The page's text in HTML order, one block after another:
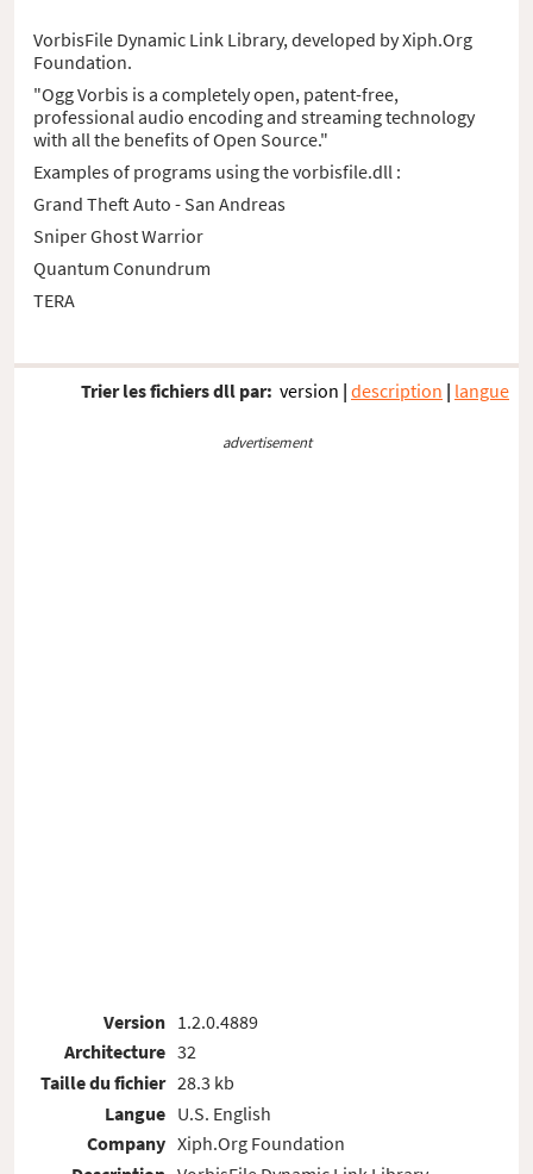
VorbisFile Dynamic Link Library, developed by Xiph.Org
Foundation.
"Ogg Vorbis is a completely open, patent-free,
professional audio encoding and streaming technology
with all the benefits of Open Source."
Examples of programs using the vorbisfile.dll :
Grand Theft Auto - San Andreas
Sniper Ghost Warrior
Quantum Conundrum
TERA
Trier les fichiers dll par: version | description | langue
advertisement
Version
Architecture
Taille du fichier
Langue
Company
1.2.0.4889
32
28.3 kb
U.S. English
Xiph.Org Foundation